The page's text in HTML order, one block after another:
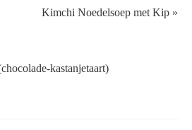
Kimchi Noedelsoep met Kip »
kastanjetaart)